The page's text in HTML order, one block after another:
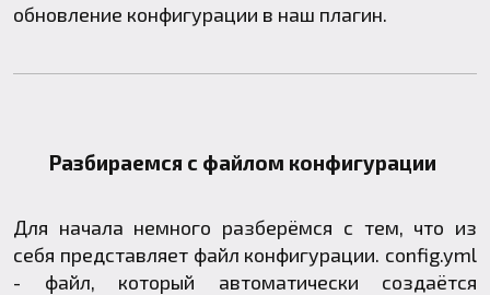
обновление конфигурации в наш плагин.
Разбираемся с файлом конфигурации
Для начала немного разберёмся с тем, что из
себя представляет файл конфигурации. config.yml
- файл, который автоматически создаётся